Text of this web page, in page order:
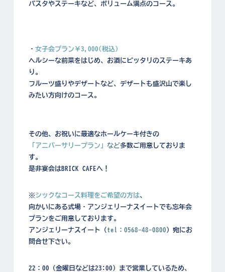
パスタやステーキなど、ボリューム満点のコース。
・ 女子会プラン￥3,000(税込)
ヘルシーな前菜をはじめ、お酒にピッタリのステーキあ
り。
フルーツ盛りやデザートなど、デザートも盛沢山で楽し
みたい方向けのコース。
その他、お祝いに最適なホールケーキ付きの
「アニバーサリープラン」 など多数ご用意しておりま
す。
是非宴会はBRICK CAFEへ！
※シックなコース料理をご希望の方は、
向かいにある式場・アンジェリーナスイートでも忘年会
プランをご用意しております。
アンジェリーナスイート（tel：0568-48-0800 ）宛にお
問合せ下さい。
22：00（金曜日などは23:00）まで営業しているため、